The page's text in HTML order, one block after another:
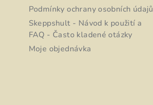
Podmínky ochrany osobních údajů
Skeppshult - Návod k použití a
FAQ - Často kladené otázky
Moje objednávka